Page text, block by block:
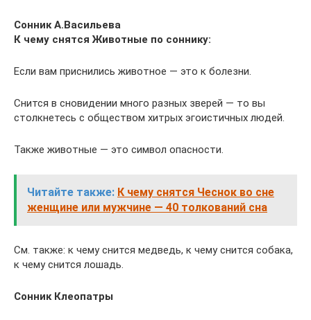
Сонник А.Васильева
К чему снятся Животные по соннику:
Если вам приснились животное — это к болезни.
Снится в сновидении много разных зверей — то вы
столкнетесь с обществом хитрых эгоистичных людей.
Также животные — это символ опасности.
Читайте также: К чему снятся Чеснок во сне
женщине или мужчине — 40 толкований сна
См. также: к чему снится медведь, к чему снится собака,
к чему снится лошадь.
Сонник Клеопатры